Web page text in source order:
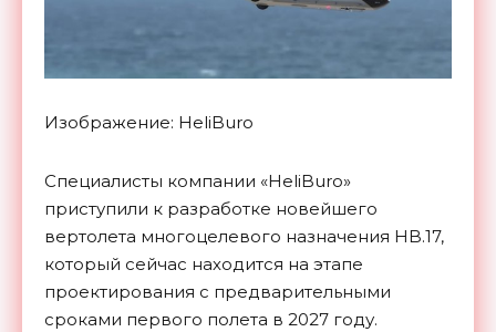
Изображение: HeliBuro
Специалисты компании «HeliBuro»
приступили к разработке новейшего
вертолета многоцелевого назначения HB.17,
который сейчас находится на этапе
проектирования с предварительными
сроками первого полета в 2027 году.